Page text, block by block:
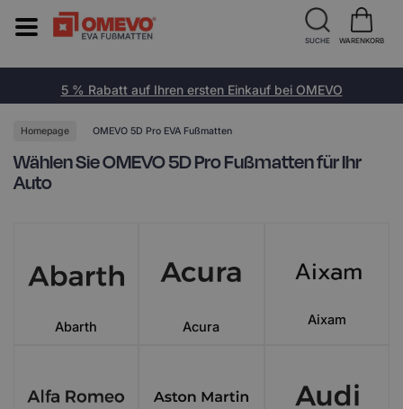
5 % Rabatt auf Ihren ersten Einkauf bei OMEVO
Homepage OMEVO 5D Pro EVA Fußmatten
Wählen Sie OMEVO 5D Pro Fußmatten für Ihr
Auto
Abarth Acura Aixam
SUCHE WARENKORB